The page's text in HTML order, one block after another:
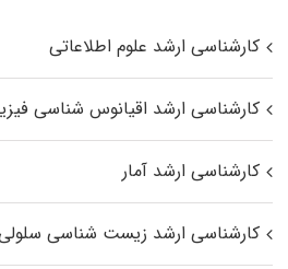
کارشناسی ارشد علوم اطلاعاتی
کارشناسی ارشد اقیانوس‌ شناسی
کارشناسی ارشد آمار
کارشناسی ارشد زیست شناسی